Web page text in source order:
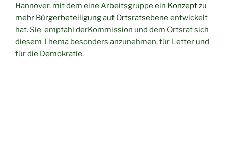
Hannover, mit dem eine Arbeitsgruppe ein Konzept zu
mehr Bürgerbeteiligungauf Ortsratsebene entwickelt
hat. Sie empfahl derKommission und dem Ortsrat sich
diesem Thema besonders anzunehmen, für Letter und
für die Demokratie.